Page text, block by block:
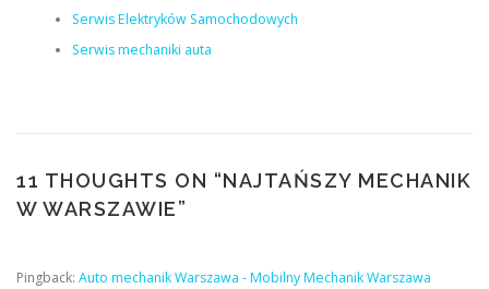
Serwis Elektryków Samochodowych
Serwis mechaniki auta
11 THOUGHTS ON “NAJTAŃSZY MECHANIK
W WARSZAWIE”
Pingback: Auto mechanik Warszawa - Mobilny Mechanik Warszawa